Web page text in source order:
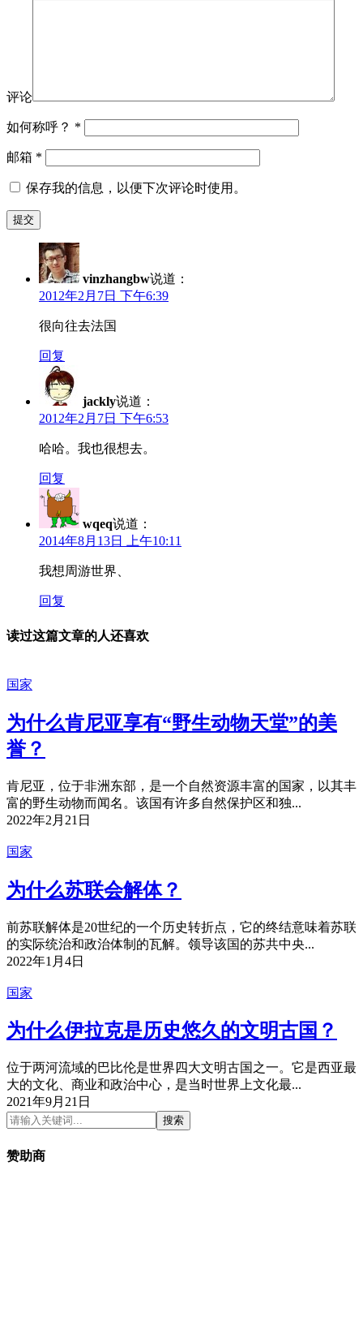
评论
如何称呼？ *
邮箱 *
保存我的信息，以便下次评论时使用。
vinzhangbw说道：
2012年2月7日 下午6:39
很向往去法国
回复
jackly说道：
2012年2月7日 下午6:53
哈哈。我也很想去。
回复
wqeq说道：
2014年8月13日 上午10:11
我想周游世界、
回复
读过这篇文章的人还喜欢
国家
为什么肯尼亚享有“野生动物天堂”的美
誉？
肯尼亚，位于非洲东部，是一个自然资源丰富的国家，以其丰
富的野生动物而闻名。该国有许多自然保护区和独...
2022年2月21日
国家
为什么苏联会解体？
前苏联解体是20世纪的一个历史转折点，它的终结意味着苏联
的实际统治和政治体制的瓦解。领导该国的苏共中央...
2022年1月4日
国家
为什么伊拉克是历史悠久的文明古国？
位于两河流域的巴比伦是世界四大文明古国之一。它是西亚最
大的文化、商业和政治中心，是当时世界上文化最...
2021年9月21日
搜索
赞助商